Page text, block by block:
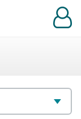
登
入